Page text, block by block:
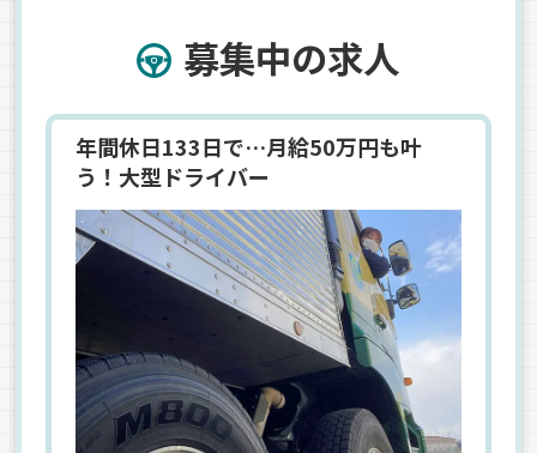
募集中の求人
年間休日133日で…月給50万円も叶
う！大型ドライバー